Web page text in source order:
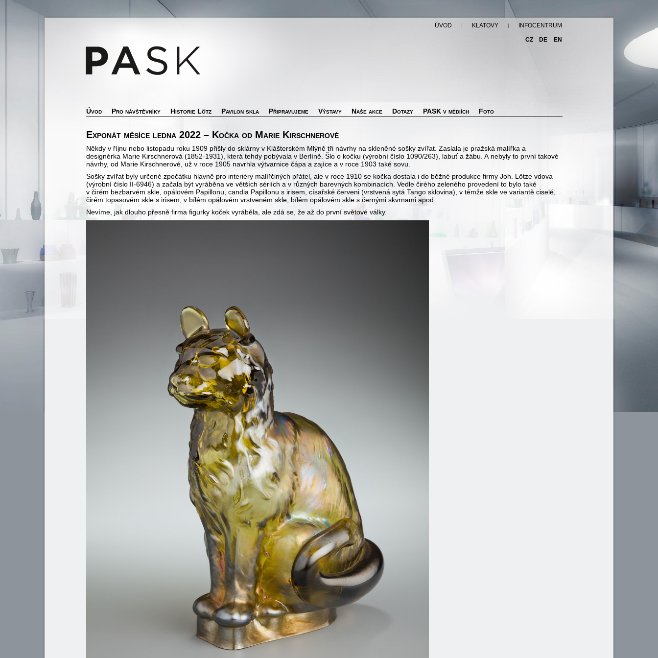
CZ DE EN
ÚVOD KLATOVY INFOCENTRUM
Úvod Pro návštěvníky Historie Lötz Pavilon skla Připravujeme Výstavy Naše akce Dotazy PASK v médiích Foto
Exponát měsíce ledna 2022 – Kočka od Marie Kirschnerové
Někdy v říjnu nebo listopadu roku 1909 přišly do sklárny v Klášterském Mlýně tři návrhy na skleněné sošky zvířat. Zaslala je pražská malířka a
designérka Marie Kirschnerová (1852-1931), která tehdy pobývala v Berlíně. Šlo o kočku (výrobní číslo 1090/263), labuť a žábu. A nebyly to první takové
návrhy, od Marie Kirschnerové, už v roce 1905 navrhla výtvarnice čápa a zajíce a v roce 1903 také sovu.
Sošky zvířat byly určené zpočátku hlavně pro interiéry malířčiných přátel, ale v roce 1910 se kočka dostala i do běžné produkce firmy Joh. Lötze vdova
(výrobní číslo II-6946) a začala být vyráběna ve větších sériích a v různých barevných kombinacích. Vedle čirého zeleného provedení to bylo také
v čirém bezbarvém skle, opálovém Papillonu, candia Papillonu s irisem, císařské červeni (vrstvená sytá Tango sklovina), v témže skle ve variantě ciselé,
čirém topasovém skle s irisem, v bílém opálovém vrstveném skle, bílém opálovém skle s černými skvrnami apod.
Nevíme, jak dlouho přesně firma figurky koček vyráběla, ale zdá se, že až do první světové války.